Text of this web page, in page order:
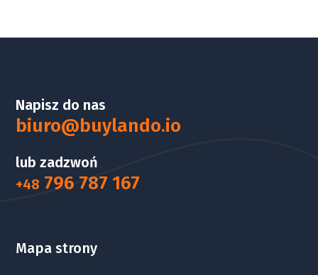
Napisz do nas
biuro@buylando.io
lub zadzwoń
+48 796 787 167
Mapa strony